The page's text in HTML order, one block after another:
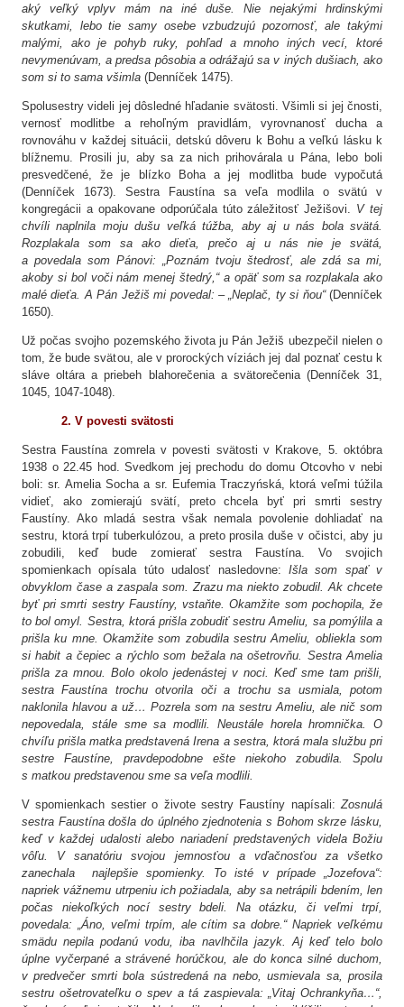
aký veľký vplyv mám na iné duše. Nie nejakými hrdinskými
skutkami, lebo tie samy osebe vzbudzujú pozornosť, ale takými
malými, ako je pohyb ruky, pohľad a mnoho iných vecí, ktoré
nevymenúvam, a predsa pôsobia a odrážajú sa v iných dušiach, ako
som si to sama všimla (Denníček 1475).
Spolusestry videli jej dôsledné hľadanie svätosti. Všimli si jej čnosti,
vernosť modlitbe a rehoľným pravidlám, vyrovnanosť ducha a
rovnováhu v každej situácii, detskú dôveru k Bohu a veľkú lásku k
blížnemu. Prosili ju, aby sa za nich prihovárala u Pána, lebo boli
presvedčené, že je blízko Boha a jej modlitba bude vypočutá
(Denníček 1673). Sestra Faustína sa veľa modlila o svätú v
kongregácii a opakovane odporúčala túto záležitosť Ježišovi. V tej
chvíli naplnila moju dušu veľká túžba, aby aj u nás bola svätá.
Rozplakala som sa ako dieťa, prečo aj u nás nie je svätá,
a povedala som Pánovi: „Poznám tvoju štedrosť, ale zdá sa mi,
akoby si bol voči nám menej štedrý,“ a opäť som sa rozplakala ako
malé dieťa. A Pán Ježiš mi povedal: – „Neplač, ty si ňou“ (Denníček
1650).
Už počas svojho pozemského života ju Pán Ježiš ubezpečil nielen o
tom, že bude svätou, ale v prorockých víziách jej dal poznať cestu k
sláve oltára a priebeh blahorečenia a svätorečenia (Denníček 31,
1045, 1047-1048).
2. V povesti svätosti
Sestra Faustína zomrela v povesti svätosti v Krakove, 5. októbra
1938 o 22.45 hod. Svedkom jej prechodu do domu Otcovho v nebi
boli: sr. Amelia Socha a sr. Eufemia Traczyńská, ktorá veľmi túžila
vidieť, ako zomierajú svätí, preto chcela byť pri smrti sestry
Faustíny. Ako mladá sestra však nemala povolenie dohliadať na
sestru, ktorá trpí tuberkulózou, a preto prosila duše v očistci, aby ju
zobudili, keď bude zomierať sestra Faustína. Vo svojich
spomienkach opísala túto udalosť nasledovne: Išla som spať v
obvyklom čase a zaspala som. Zrazu ma niekto zobudil. Ak chcete
byť pri smrti sestry Faustíny, vstaňte. Okamžite som pochopila, že
to bol omyl. Sestra, ktorá prišla zobudiť sestru Ameliu, sa pomýlila a
prišla ku mne. Okamžite som zobudila sestru Ameliu, obliekla som
si habit a čepiec a rýchlo som bežala na ošetrovňu. Sestra Amelia
prišla za mnou. Bolo okolo jedenástej v noci. Keď sme tam prišli,
sestra Faustína trochu otvorila oči a trochu sa usmiala, potom
naklonila hlavou a už… Pozrela som na sestru Ameliu, ale nič som
nepovedala, stále sme sa modlili. Neustále horela hromnička. O
chvíľu prišla matka predstavená Irena a sestra, ktorá mala službu pri
sestre Faustíne, pravdepodobne ešte niekoho zobudila. Spolu
s matkou predstavenou sme sa veľa modlili.
V spomienkach sestier o živote sestry Faustíny napísali:Zosnulá
sestra Faustína došla do úplného zjednotenia s Bohom skrze lásku,
keď v každej udalosti alebo nariadení predstavených videla Božiu
vôľu. V sanatóriu svojou jemnosťou a vďačnosťou za všetko
zanechala najlepšie spomienky. To isté v prípade „Jozefova“:
napriek vážnemu utrpeniu ich požiadala, aby sa netrápili bdením, len
počas niekoľkých nocí sestry bdeli. Na otázku, či veľmi trpí,
povedala: „Áno, veľmi trpím, ale cítim sa dobre.“ Napriek veľkému
smädu nepila podanú vodu, iba navlhčila jazyk. Aj keď telo bolo
úplne vyčerpané a strávené horúčkou, ale do konca silné duchom,
v predvečer smrti bola sústredená na nebo, usmievala sa, prosila
sestru ošetrovateľku o spev a tá zaspievala: „Vitaj Ochrankyňa…“,